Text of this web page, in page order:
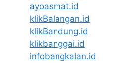
ayoasmat.id
klikBalangan.id
klikBandung.id
klikbanggai.id
infobangkalan.id